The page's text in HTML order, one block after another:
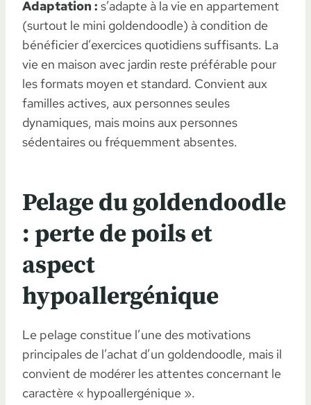
Adaptation : s’adapte à la vie en appartement
(surtout le mini goldendoodle) à condition de
bénéficier d’exercices quotidiens suffisants. La
vie en maison avec jardin reste préférable pour
les formats moyen et standard. Convient aux
familles actives, aux personnes seules
dynamiques, mais moins aux personnes
sédentaires ou fréquemment absentes.
Pelage du goldendoodle
: perte de poils et
aspect
hypoallergénique
Le pelage constitue l’une des motivations
principales de l’achat d’un goldendoodle, mais il
convient de modérer les attentes concernant le
caractère « hypoallergénique ».